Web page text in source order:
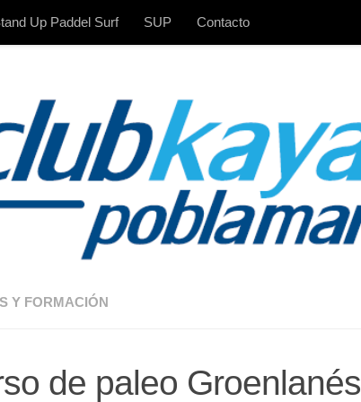
Up Paddel Surf SUP Contacto
Y FORMACIÓN
de paleo Groenlanés